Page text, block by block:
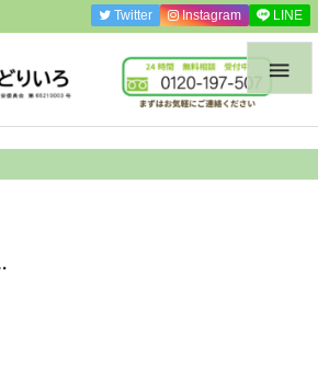

Twitter Instagram LINE